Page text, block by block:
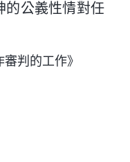
的公義性情對任
判的工作》